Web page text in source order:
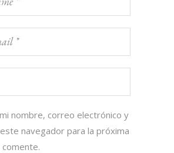
nombre, correo electrónico y
navegador para la próxima